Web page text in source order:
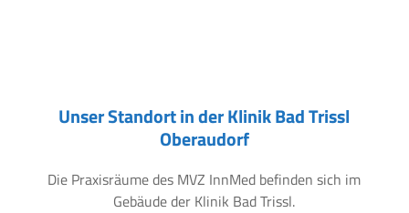
Unser Standort in der Klinik Bad Trissl
Oberaudorf
Die Praxisräume des MVZ InnMed befinden sich im
Gebäude der Klinik Bad Trissl.